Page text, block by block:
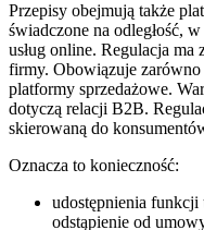
Przepisy obejmują także
świadczone na odległość,
usług online. Regulacja
firmy. Obowiązuje zarówno
platformy sprzedażowe.
dotyczą relacji B2B.
skierowaną do
Oznacza to konieczność:
udostępnienia
odstąpienie od